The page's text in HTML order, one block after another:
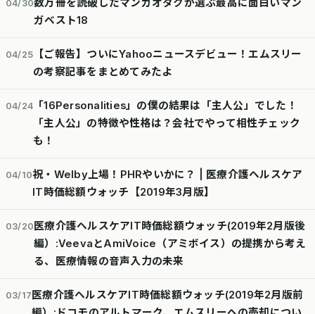
04/30数万冊を読破したマンガオタクが選ぶ最高に面白いマン
ガベスト18
04/25
【ご報告】ついにYahooニュースデビュー！エムスリー
の考察記事をまとめてみたよ
04/24 「16Personalities」の僕の結果は「主人公」でした！
「主人公」の特徴や性格は？会社でやって相性チェック
も！
04/10祝・Welby上場！PHRやいかに？ | 医療介護ヘルスケア
IT時価総額ウォッチ【2019年3月版】
03/20医療介護ヘルスケアIT時価総額ウォッチ(2019年2月版後
編）:VeevaとAmiVoice（アミボイス）の提携から考え
る、医療情報の音声入力の未来
03/17医療介護ヘルスケアIT時価総額ウォッチ(2019年2月版前